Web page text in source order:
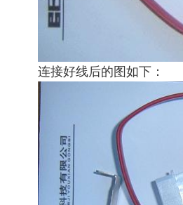
连接好线后的图如下：